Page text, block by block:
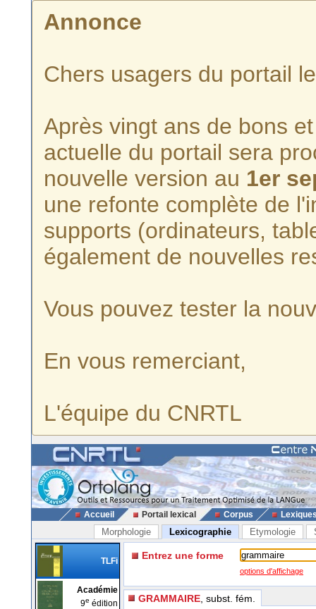
Annonce
Chers usagers du portail
Après vingt ans de bons
actuelle du portail sera
nouvelle version au 1er
une refonte complète de
supports (ordinateurs,
également de nouvelles
Vous pouvez tester la
En vous remerciant,
L'équipe du CNRTL
Accueil Portail lexical Corpus
Morphologie Lexicographie Etymologie
TLFi
Académie
9e édition
Entrez une forme
options d'affichage
GRAMMAIRE , subst. fém.